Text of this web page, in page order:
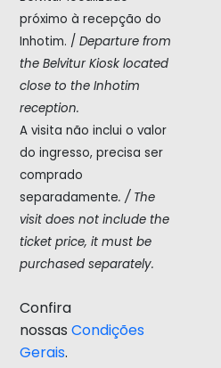
próximo à recepção do
Inhotim. / Departure from
the Belvitur Kiosk located
close to the Inhotim
reception.
A visita não inclui o valor
do ingresso, precisa ser
comprado
separadamente. / The
visit does not include the
ticket price, it must be
purchased separately.
Confira
nossas Condições
Gerais.